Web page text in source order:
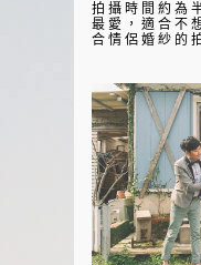
拍攝時間約為
最愛，適合不
合情侶婚紗的